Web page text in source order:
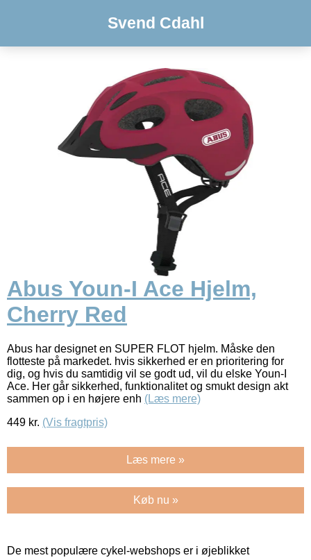
Svend Cdahl
Abus Youn-I Ace Hjelm,
Cherry Red
Abus har designet en SUPER FLOT hjelm. Måske den
flotteste på markedet. hvis sikkerhed er en prioritering for
dig, og hvis du samtidig vil se godt ud, vil du elske Youn-I
Ace. Her går sikkerhed, funktionalitet og smukt design akt
sammen op i en højere enh (Læs mere)
449 kr. (Vis fragtpris)
Læs mere »
Køb nu »
De mest populære cykel-webshops er i øjeblikket